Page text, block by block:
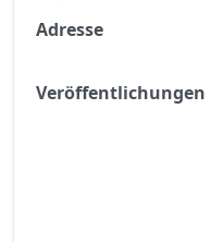
Jetzt
Adresse
Veröffentlichungen